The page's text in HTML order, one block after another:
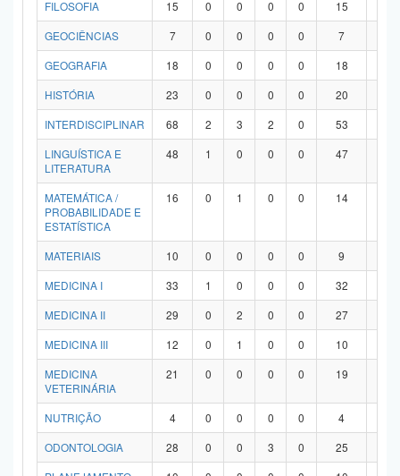
FILOSOFIA
15 0 0 0 0 15
GEOCIÊNCIAS
7 0 0 0 0 7
GEOGRAFIA
18 0 0 0 0 18
HISTÓRIA
23 0 0 0 0 20
INTERDISCIPLINAR
68 2 3 2 0 53
LINGUÍSTICA E
LITERATURA
48 1 0 0 0 47
MATEMÁTICA /
PROBABILIDADE E
ESTATÍSTICA
16 0 1 0 0 14
MATERIAIS 10 0 0 0 0 9
MEDICINA I
33 1 0 0 0 32
MEDICINA II
29 0 2 0 0 27
MEDICINA III
12 0 1 0 0 10
MEDICINA
VETERINÁRIA
21 0 0 0 0 19
NUTRIÇÃO 4 0 0 0 0 4
ODONTOLOGIA
28 0 0 3 0 25